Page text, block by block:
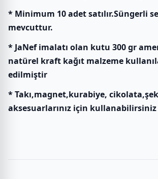
* Minimum 10 adet satılır.Süngerli
mevcuttur.
* JaNef imalatı olan kutu 300 gr
natürel kraft kağıt malzeme
edilmiştir
* Takı,magnet,kurabiye,
aksesuarlarınız için kullanabilirsiniz